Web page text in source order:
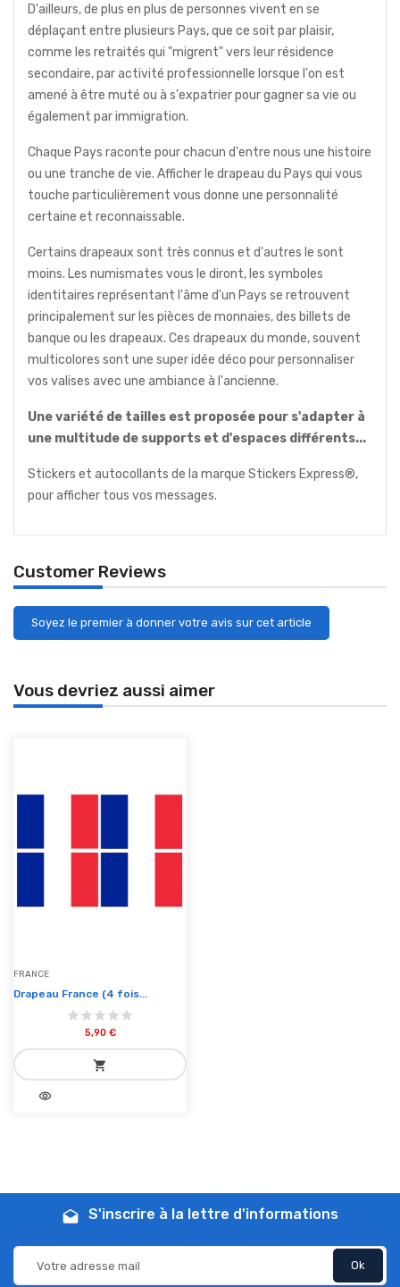
D'ailleurs, de plus en plus de personnes vivent en se
déplaçant entre plusieurs Pays, que ce soit par plaisir,
comme les retraités qui "migrent" vers leur résidence
secondaire, par activité professionnelle lorsque l'on est
amené à être muté ou à s'expatrier pour gagner sa vie ou
également par immigration.
Chaque Pays raconte pour chacun d'entre nous une histoire
ou une tranche de vie. Afficher le drapeau du Pays qui vous
touche particulièrement vous donne une personnalité
certaine et reconnaissable.
Certains drapeaux sont très connus et d'autres le sont
moins. Les numismates vous le diront, les symboles
identitaires représentant l'âme d'un Pays se retrouvent
principalement sur les pièces de monnaies, des billets de
banque ou les drapeaux. Ces drapeaux du monde, souvent
multicolores sont une super idée déco pour personnaliser
vos valises avec une ambiance à l'ancienne.
Une variété de tailles est proposée pour s'adapter à
une multitude de supports et d'espaces différents...
Stickers et autocollants de la marque Stickers Express®,
pour afficher tous vos messages.
Customer Reviews
Soyez le premier à donner votre avis sur cet article
Vous devriez aussi aimer
FRANCE
Drapeau France (4 fois...
5,90 €
shopping_cart
add_shopping_cartvisibility
drafts S'inscrire à la lettre d'informations